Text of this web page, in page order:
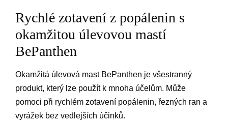
Rychlé zotavení z popálenin s
okamžitou úlevovou mastí
BePanthen
Okamžitá úlevová mast BePanthen je všestranný
produkt, který lze použít k mnoha účelům. Může
pomoci při rychlém zotavení popálenin, řezných ran a
vyrážek bez vedlejších účinků.